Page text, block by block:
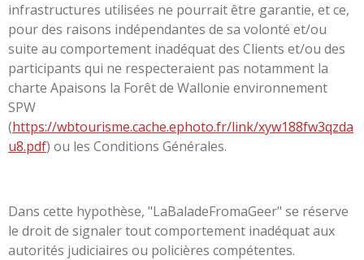
infrastructures utilisées ne pourrait être garantie, et ce,
pour des raisons indépendantes de sa volonté et/ou
suite au comportement inadéquat des Clients et/ou des
participants qui ne respecteraient pas notamment la
charte Apaisons la Forêt de Wallonie environnement
SPW
(https://wbtourisme.cache.ephoto.fr/link/xyw188fw3qzda
u8.pdf) ou les Conditions Générales.
Dans cette hypothèse, "LaBaladeFromaGeer" se réserve
le droit de signaler tout comportement inadéquat aux
autorités judiciaires ou policières compétentes.